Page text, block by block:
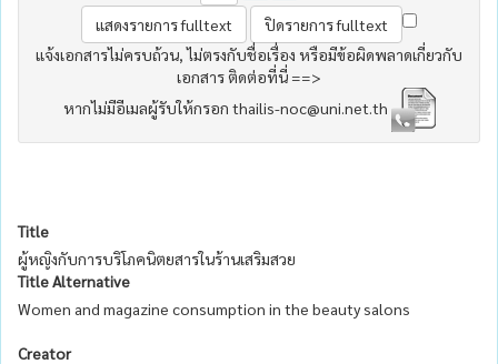
แจ้งเอกสารไม่ครบถ้วน, ไม่ตรงกับชื่อเรื่อง หรือมีข้อผิดพลาดเกี่ยวกับ
เอกสาร ติดต่อที่นี่ ==>
หากไม่มีอีเมลผู้รับให้กรอก thailis-noc@uni.net.th
Title
ผู้หญิงกับการบริโภคนิตยสารในร้านเสริมสวย
Title Alternative
Women and magazine consumption in the beauty salons
Creator